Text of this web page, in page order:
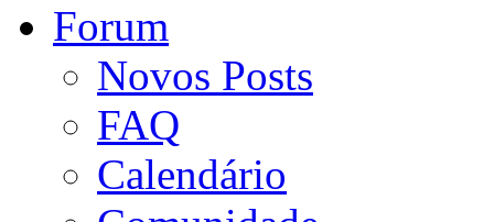
Forum
Novos Posts
FAQ
Calendário